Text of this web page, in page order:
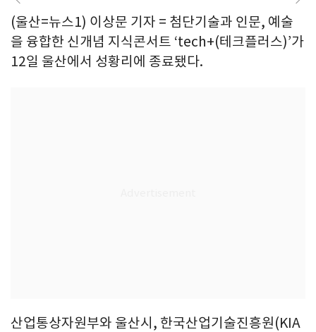
(울산=뉴스1) 이상문 기자 = 첨단기술과 인문, 예술
을 융합한 신개념 지식콘서트 ‘tech+(테크플러스)’가
12일 울산에서 성황리에 종료됐다.
산업통상자원부와 울산시, 한국산업기술진흥원(KIA